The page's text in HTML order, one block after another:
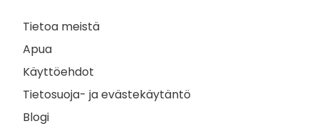
Tietoa meistä
Apua
Käyttöehdot
Tietosuoja- ja evästekäytäntö
Blogi